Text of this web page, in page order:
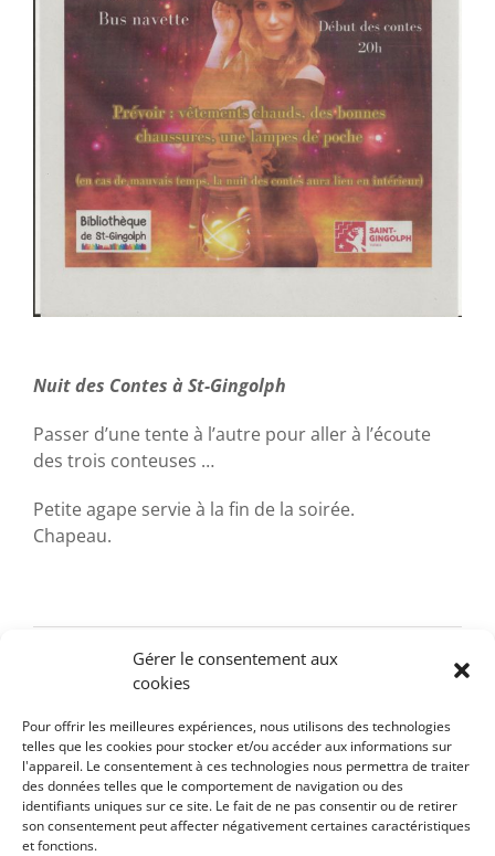
Gérer le consentement aux
cookies
Pour offrir les meilleures expériences, nous utilisons des technologies
telles que les cookies pour stocker et/ou accéder aux informations sur
l'appareil. Le consentement à ces technologies nous permettra de traiter
des données telles que le comportement de navigation ou des
identifiants uniques sur ce site. Le fait de ne pas consentir ou de retirer
son consentement peut affecter négativement certaines caractéristiques
et fonctions.
Nuit des Contes à St-Gingolph
Passer d’une tente à l’autre pour aller à l’écoute
des trois conteuses …
Petite agape servie à la fin de la soirée.
Chapeau.
Soirée de Contes